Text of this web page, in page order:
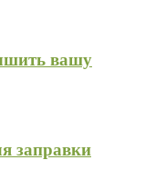
вашу
заправки